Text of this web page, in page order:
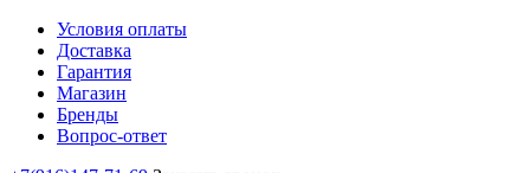
Условия оплаты
Доставка
Гарантия
Магазин
Бренды
Вопрос-ответ